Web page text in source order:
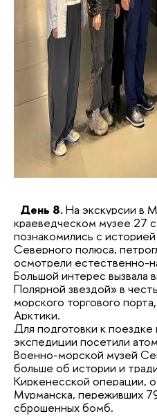
День 8.На экскурсии в
краеведческом музее 27
познакомились с
Северного полюса,
осмотрели естественно-
Большой интерес вызвала
Полярной звездой» в
морского торгового
Арктики.
Для подготовки к
экспедиции посетили
Военно-морской музей
больше об истории и
Киркенесской операции,
Мурманска, переживших
сброшенных бомб.